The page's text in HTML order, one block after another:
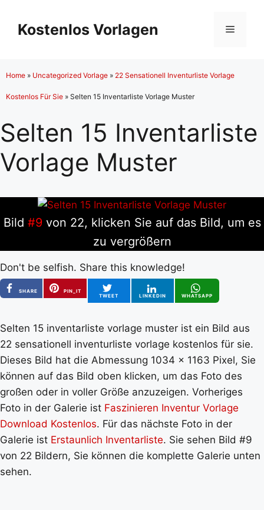
Inhalt
springen
Kostenlos Vorlagen Menü
Home » Uncategorized Vorlage » 22 Sensationell Inventurliste Vorlage
Kostenlos Für Sie » Selten 15 Inventarliste Vorlage Muster
Selten 15 Inventarliste
Vorlage Muster
Bild #9von 22, klicken Sie auf das Bild, um es
zu vergrößern
Don't be selfish. Share this knowledge!
SHARE
PIN_IT
TWEET
LINKEDIN WHATSAPP
Selten 15 inventarliste vorlage muster ist ein Bild aus
22 sensationell inventurliste vorlage kostenlos für sie.
Dieses Bild hat die Abmessung 1034 x 1163 Pixel, Sie
können auf das Bild oben klicken, um das Foto des
großen oder in voller Größe anzuzeigen. Vorheriges
Foto in der Galerie ist Faszinieren Inventur Vorlage
Download Kostenlos. Für das nächste Foto in der
Galerie ist Erstaunlich Inventarliste. Sie sehen Bild #9
von 22 Bildern, Sie können die komplette Galerie unten
sehen.